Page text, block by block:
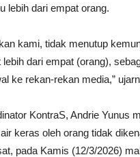
lebih dari empat orang.
kami, tidak menutup
lebih dari empat (orang),
ke rekan-rekan media,”
KontraS, Andrie Yunus
keras oleh orang tidak
pada Kamis (12/3/2026)